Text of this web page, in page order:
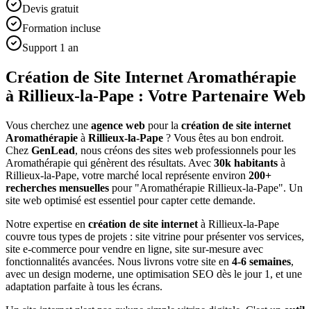
Devis gratuit
Formation incluse
Support 1 an
Création de Site Internet Aromathérapie
à Rillieux-la-Pape : Votre Partenaire Web
Vous cherchez une agence web pour la création de site internet
Aromathérapie à Rillieux-la-Pape ? Vous êtes au bon endroit.
Chez GenLead, nous créons des sites web professionnels pour les
Aromathérapie qui génèrent des résultats. Avec 30k habitants à
Rillieux-la-Pape, votre marché local représente environ 200+
recherches mensuelles pour "Aromathérapie Rillieux-la-Pape". Un
site web optimisé est essentiel pour capter cette demande.
Notre expertise en création de site internet à Rillieux-la-Pape
couvre tous types de projets : site vitrine pour présenter vos services,
site e-commerce pour vendre en ligne, site sur-mesure avec
fonctionnalités avancées. Nous livrons votre site en 4-6 semaines,
avec un design moderne, une optimisation SEO dès le jour 1, et une
adaptation parfaite à tous les écrans.